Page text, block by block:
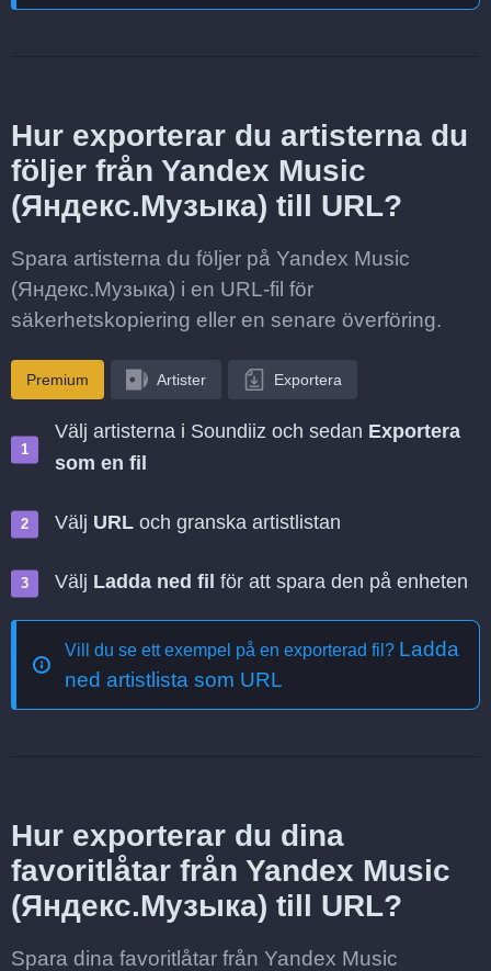
Hur exporterar du artisterna du
följer från Yandex Music
(Яндекс.Музыка) till URL?
Spara artisterna du följer på Yandex Music
(Яндекс.Музыка) i en URL-fil för
säkerhetskopiering eller en senare överföring.
Premium Artister Exportera
Välj artisterna i Soundiiz och sedan Exportera
som en fil
Välj URL och granska artistlistan
Välj Ladda ned fil för att spara den på enheten
Vill du se ett exempel på en exporterad fil? Ladda
ned artistlista som URL
Hur exporterar du dina
favoritlåtar från Yandex Music
(Яндекс.Музыка) till URL?
Spara dina favoritlåtar från Yandex Music